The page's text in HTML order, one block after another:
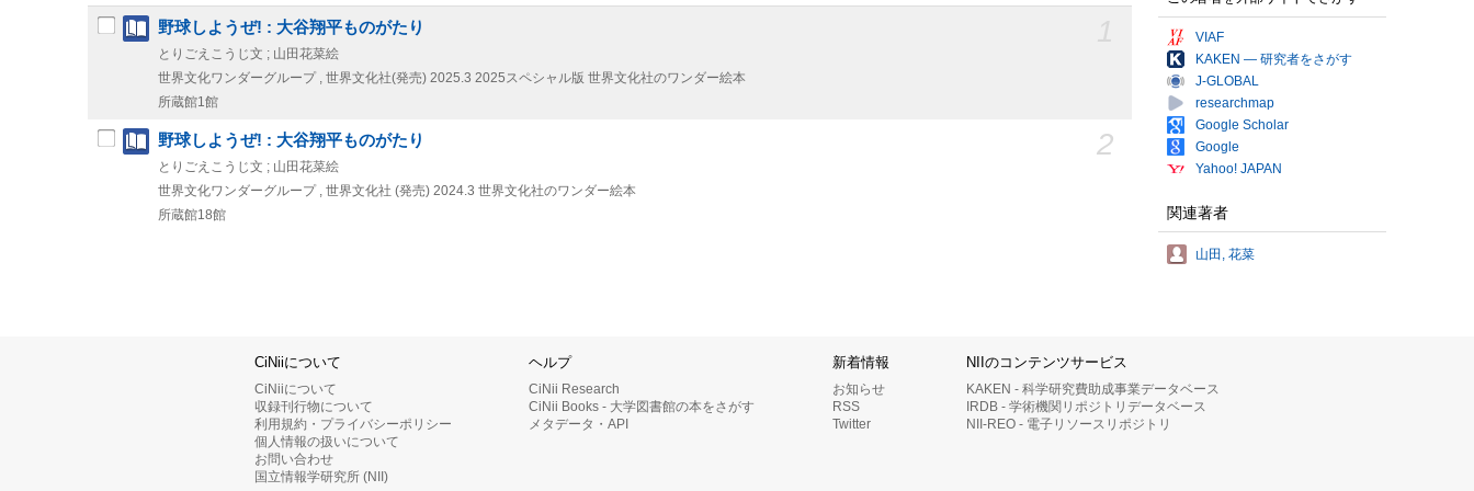
野球しようぜ! : 大谷翔平ものがたり
とりごえこうじ文 ; 山田花菜絵
世界文化ワンダーグループ , 世界文化社(発売) 2025.3 2025スペシャル版 世界文化社のワンダー絵本
所蔵館1館
2
野球しようぜ! : 大谷翔平ものがたり
とりごえこうじ文 ; 山田花菜絵
世界文化ワンダーグループ , 世界文化社 (発売) 2024.3 世界文化社のワンダー絵本
所蔵館18館
VIAF
KAKEN — 研究者をさがす
J-GLOBAL
researchmap
Google Scholar
Google
Yahoo! JAPAN
関連著者
山田, 花菜
CiNiiについて
CiNiiについて
収録刊行物について
利用規約・プライバシーポリシー
個人情報の扱いについて
お問い合わせ
国立情報学研究所 (NII)
ヘルプ
CiNii Research
CiNii Books - 大学図書館の本をさがす
メタデータ・API
新着情報
お知らせ
RSS
Twitter
NIIのコンテンツサービス
KAKEN - 科学研究費助成事業データベース
IRDB - 学術機関リポジトリデータベース
NII-REO - 電子リソースリポジトリ